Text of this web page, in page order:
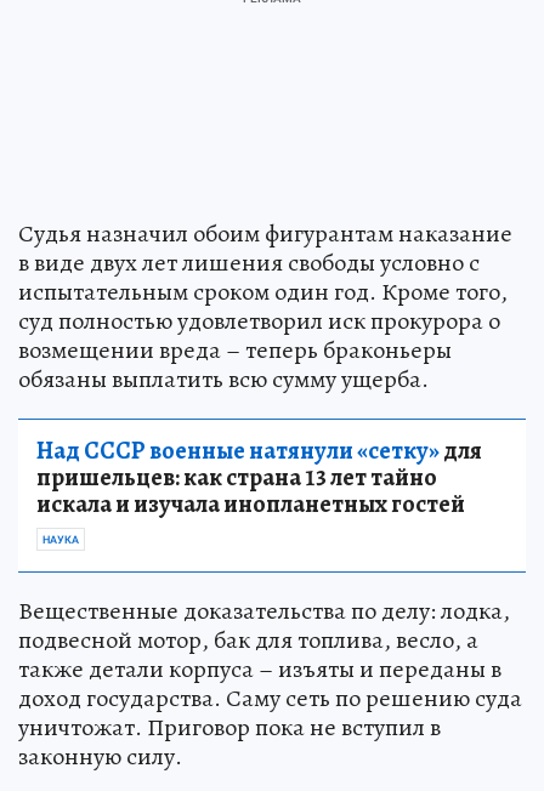
Судья назначил обоим фигурантам наказание
в виде двух лет лишения свободы условно с
испытательным сроком один год. Кроме того,
суд полностью удовлетворил иск прокурора о
возмещении вреда – теперь браконьеры
обязаны выплатить всю сумму ущерба.
Над СССР военные натянули «сетку»для
пришельцев: как страна 13 лет тайно
искала и изучала инопланетных гостей
НАУКА
Вещественные доказательства по делу: лодка,
подвесной мотор, бак для топлива, весло, а
также детали корпуса – изъяты и переданы в
доход государства. Саму сеть по решению суда
уничтожат. Приговор пока не вступил в
законную силу.